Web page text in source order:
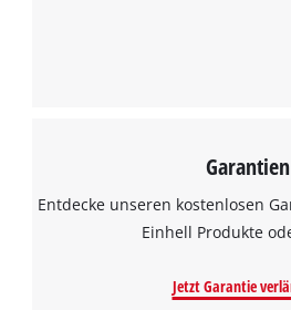
Garantien
Entdecke unseren kostenlosen
Einhell Produkte
Jetzt Garantie